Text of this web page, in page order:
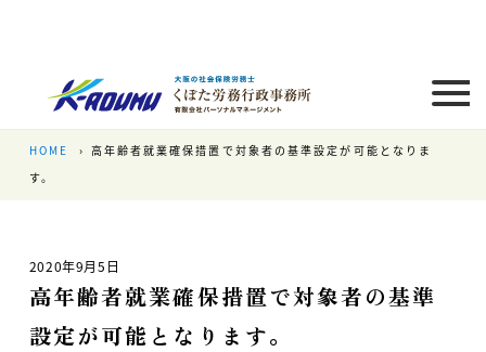
HOME
高年齢者就業確保措置で対象者の基準設定が可能となりま
す。
2020年9月5日
高年齢者就業確保措置で対象者の基準
設定が可能となります。